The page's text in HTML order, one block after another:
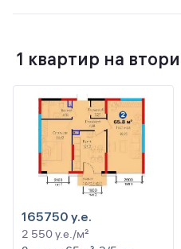
1 квартир на
165750 y.e.
2 550 y.e./м²